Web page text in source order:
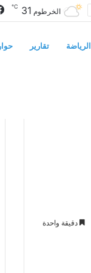
الخرطوم 31
℃
الرياضة تقارير
دقيقة واحدة